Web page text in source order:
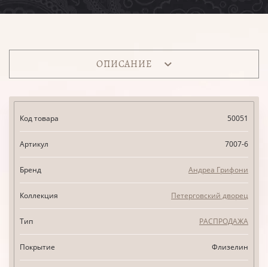
ОПИСАНИЕ
Код товара 50051
Артикул 7007-6
Бренд Андреа Грифони
Коллекция Петерговский дворец
Тип РАСПРОДАЖА
Покрытие Флизелин